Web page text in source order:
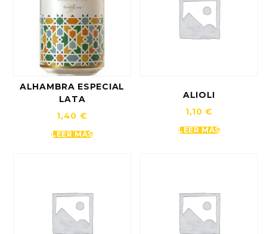
ALHAMBRA ESPECIAL
LATA
1,40 €
LEER MÁS
ALIOLI
1,10€
LEER MÁS